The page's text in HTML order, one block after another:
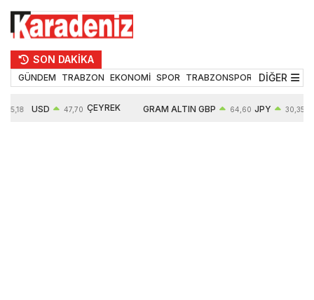
SON DAKİKA
GÜNDEM TRABZON EKONOMİ SPOR TRABZONSPOR TEKNOLOJİ
DİĞER
55,18 USD 47,70 ÇEYREK GRAM ALTIN GBP 64,60 JPY 30,35